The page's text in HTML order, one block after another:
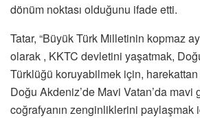
dönüm noktası olduğunu ifade etti.
Tatar, “Büyük Türk Milletinin kopmaz
olarak , KKTC devletini yaşatmak,
Türklüğü koruyabilmek için, harekattan
Doğu Akdeniz’de Mavi Vatan’da mavi
coğrafyanın zenginliklerini paylaşmak